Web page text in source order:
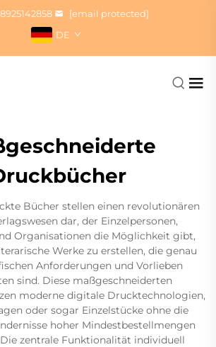
[email protected]
DE
Bücher stellen einen revolutionären
dar, der Einzelpersonen,
Organisationen die Möglichkeit gibt,
Werke zu erstellen, die genau
Anforderungen und Vorlieben
sind. Diese maßgeschneiderten
moderne digitale Drucktechnologien,
oder sogar Einzelstücke ohne die
hoher Mindestbestellmengen
zentrale Funktionalität individuell